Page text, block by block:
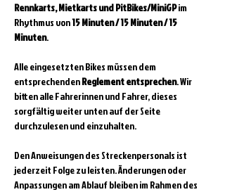
Rennkarts, Mietkarts und PitBikes/MiniGP im
Rhythmus von 15 Minuten / 15 Minuten / 15
Minuten.
Alle eingesetzten Bikes müssen dem
entsprechenden Reglement entsprechen. Wir
bitten alle Fahrerinnen und Fahrer, dieses
sorgfältig weiter unten auf der Seite
durchzulesen und einzuhalten.
Den Anweisungen des Streckenpersonals ist
jederzeit Folge zu leisten. Änderungen oder
Anpassungen am Ablauf bleiben im Rahmen des